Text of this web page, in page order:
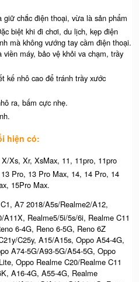
chắc điện thoại, vừa là sản phẩm
biệt khi đi chơi, du lịch, kẹp điện
mà không vướng tay cầm điện thoại.
máy, bảo vệ khỏi va chạm, trầy
kế nhô cao để tránh trầy xước
ra, bấm cực nhẹ.
hiện có:
Xs, Xr, XsMax, 11, 11pro, 11pro
Pro, 13 Pro Max, 14, 14 Pro, 14
15Pro Max.
A7 2018/A5s/Realme2/A12,
Realme5/5i/5s/6i, Realme C11
6-4G, Reno 6-5G, Reno 6Z
C25y, A15/A15s, Oppo A54-4G,
A74-5G/A93-5G/A54-5G, Oppo
Oppo Realme C20/Realme C11
A16-4G, A55-4G, Realme